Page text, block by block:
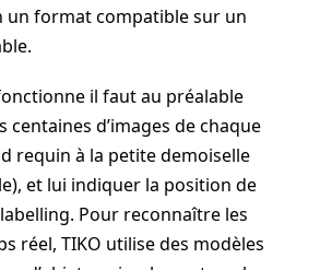
un format compatible sur un
il faut au préalable
d’images de chaque
requin à la petite demoiselle
et lui indiquer la position de
labelling. Pour reconnaître les
réel, TIKO utilise des modèles